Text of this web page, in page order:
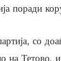
поради
со
на Тетово,